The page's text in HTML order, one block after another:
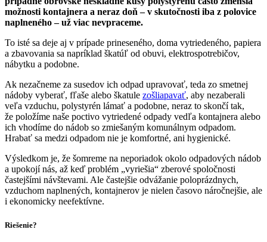
možnosti kontajnera a neraz doň – v skutočnosti iba z polovice
naplneného – už viac nevpraceme.
To isté sa deje aj v prípade prineseného, doma vytriedeného, papiera
a zbavovania sa napríklad škatúľ od obuvi, elektrospotrebičov,
nábytku a podobne.
Ak nezačneme za susedov ich odpad upravovať, teda zo smetnej
nádoby vyberať, fľaše alebo škatule zošliapavať, aby nezaberali
veľa vzduchu, polystyrén lámať a podobne, neraz to skončí tak,
že položíme naše poctivo vytriedené odpady vedľa kontajnera alebo
ich vhodíme do nádob so zmiešaným komunálnym odpadom.
Hrabať sa medzi odpadom nie je komfortné, ani hygienické.
Výsledkom je, že šomreme na neporiadok okolo odpadových nádob
a upokojí nás, až keď problém „vyriešia“ zberové spoločnosti
častejšími návštevami. Ale častejšie odvážanie poloprázdnych,
vzduchom naplnených, kontajnerov je nielen časovo náročnejšie, ale
i ekonomicky neefektívne.
Riešenie?